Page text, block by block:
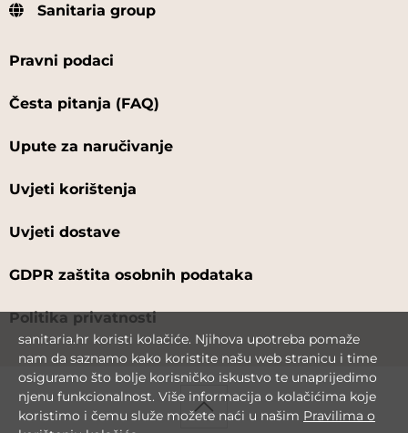
Sanitaria group
Pravni podaci
Česta pitanja (FAQ)
Upute za naručivanje
Uvjeti korištenja
Uvjeti dostave
GDPR zaštita osobnih podataka
Politika privatnosti
sanitaria.hr koristi kolačiće. Njihova upotreba pomaže
nam da saznamo kako koristite našu web stranicu i time
osiguramo što bolje korisničko iskustvo te unaprijedimo
njenu funkcionalnost. Više informacija o kolačićima koje
koristimo i čemu služe možete naći u našim Pravilima o